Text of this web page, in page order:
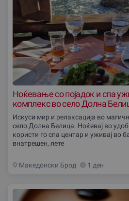
Ноќевање со појадок и спа
комплекс во село Долна
Искуси мир и релаксација во
село Долна Белица. Ноќевај во
користи го спа центар и уживај во
внатрешен, лете
Македонски Брод 1 ден